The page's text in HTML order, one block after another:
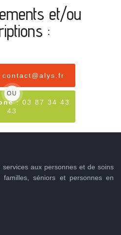
et/ou
:
contact@alys.fr
OU
: 03 87 34 43
43
aux personnes et de soins
séniors et personnes en